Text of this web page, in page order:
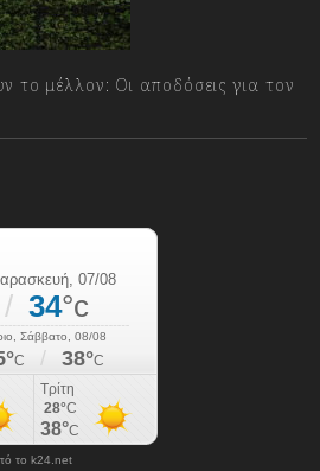
το μέλλον: Οι αποδόσεις για τον
το k24.net